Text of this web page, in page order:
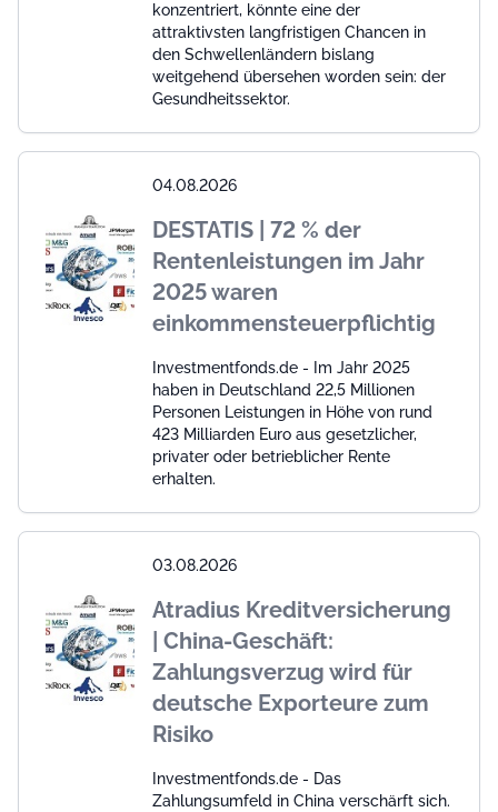
konzentriert, könnte eine der
attraktivsten langfristigen Chancen in
den Schwellenländern bislang
weitgehend übersehen worden sein: der
Gesundheitssektor.
04.08.2026
DESTATIS | 72 % der
Rentenleistungen im Jahr
2025 waren
einkommensteuerpflichtig
Investmentfonds.de - Im Jahr 2025
haben in Deutschland 22,5 Millionen
Personen Leistungen in Höhe von rund
423 Milliarden Euro aus gesetzlicher,
privater oder betrieblicher Rente
erhalten.
03.08.2026
Atradius Kreditversicherung
| China-Geschäft:
Zahlungsverzug wird für
deutsche Exporteure zum
Risiko
Investmentfonds.de - Das
Zahlungsumfeld in China verschärft sich.